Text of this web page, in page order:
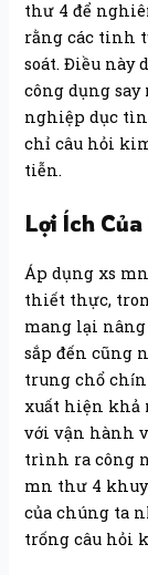
thư 4 để
rằng các tinh
soát. Điều này
công dụng
nghiệp dục
chỉ câu hỏi
tiễn.
Lợi Ích
Áp dụng xs
thiết thực,
mang lại
sắp đến cũng
trung chổ
xuất hiện khả
với vận hành
trình ra công
mn thư 4
của chúng ta
trống câu hỏi